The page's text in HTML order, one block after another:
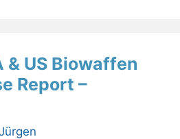
& US Biowaffen
Report –